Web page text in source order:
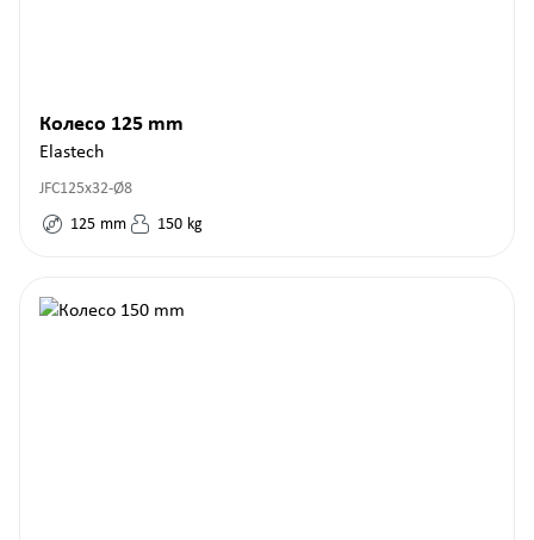
Колесо 125 mm
Elastech
JFC125x32-Ø8
125 mm 150 kg